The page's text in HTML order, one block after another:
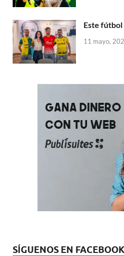
Este
11 mayo,
SÍGUENOS EN FACEBOOK